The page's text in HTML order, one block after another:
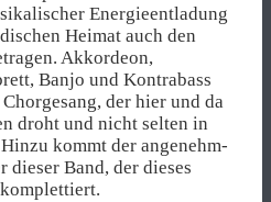
Energieentladung
Heimat auch den
Akkordeon,
Banjo und Kontrabass
der hier und da
droht und nicht selten in
kommt der angenehm-
dieser Band, der dieses
komplettiert.